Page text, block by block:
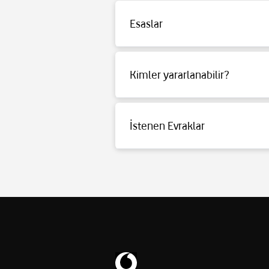
Esaslar
Detaylı bilgi içintıklayınız.
Kimler yararlanabilir?
Detaylı bilgi içintıklayınız.
İstenen Evraklar
Detaylı bilgi içintıklayınız.